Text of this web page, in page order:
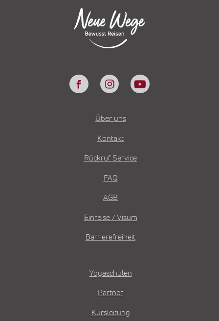
Über uns
Kontakt
Rückruf Service
FAQ
AGB
Einreise / Visum
Barrierefreiheit
Yogaschulen
Partner
Kursleitung